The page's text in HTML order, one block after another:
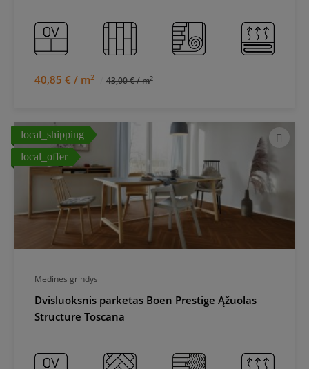
40,85 € / m2 43,00 € / m2
Medinės grindys
Dvisluoksnis parketas Boen Prestige Ąžuolas
Structure Toscana
local_shipping
local_offer